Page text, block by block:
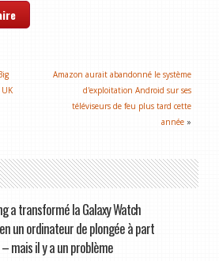
Amazon aurait abandonné le système
d'exploitation Android sur ses
téléviseurs de feu plus tard cette
année »
a transformé la Galaxy Watch
un ordinateur de plongée à part
mais il y a un problème